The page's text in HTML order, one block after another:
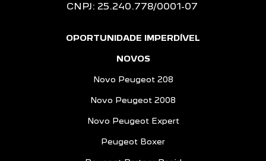
CNPJ: 25.240.778/0001-07
OPORTUNIDADE IMPERDÍVEL
NOVOS
Novo Peugeot 208
Novo Peugeot 2008
Novo Peugeot Expert
Peugeot Boxer